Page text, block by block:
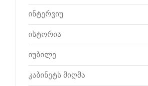
ინტერვიუ
ისტორია
იუბილე
კაბინეტს მიღმა